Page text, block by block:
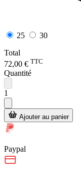
25
30
Total
72,00 € TTC
Quantité
1
Ajouter au panier
Paypal